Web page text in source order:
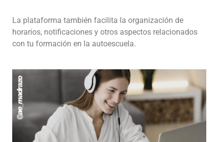
La plataforma también facilita la organización de
horarios, notificaciones y otros aspectos relacionados
con tu formación en la autoescuela.